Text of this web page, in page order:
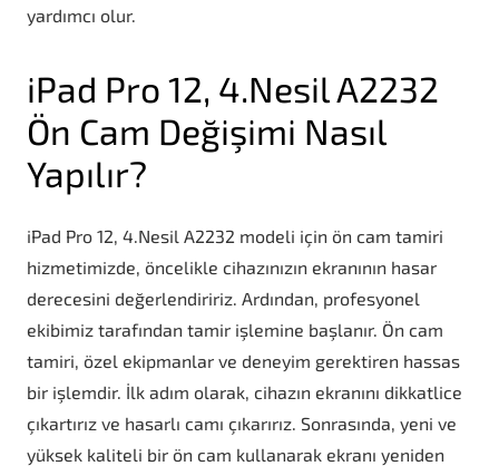
yardımcı olur.
iPad Pro 12, 4.Nesil A2232
Ön Cam Değişimi Nasıl
Yapılır?
iPad Pro 12, 4.Nesil A2232 modeli için ön cam tamiri
hizmetimizde, öncelikle cihazınızın ekranının hasar
derecesini değerlendiririz. Ardından, profesyonel
ekibimiz tarafından tamir işlemine başlanır. Ön cam
tamiri, özel ekipmanlar ve deneyim gerektiren hassas
bir işlemdir. İlk adım olarak, cihazın ekranını dikkatlice
çıkartırız ve hasarlı camı çıkarırız. Sonrasında, yeni ve
yüksek kaliteli bir ön cam kullanarak ekranı yeniden